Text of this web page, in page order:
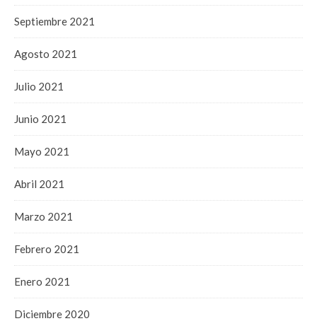
Septiembre 2021
Agosto 2021
Julio 2021
Junio 2021
Mayo 2021
Abril 2021
Marzo 2021
Febrero 2021
Enero 2021
Diciembre 2020